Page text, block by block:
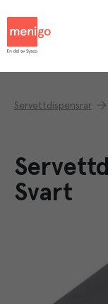
Servettdispensrar
Svart